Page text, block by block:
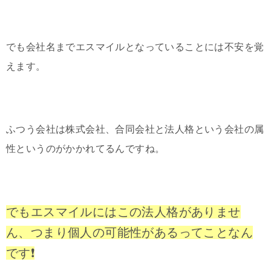
でも会社名までエスマイルとなっていることには不安を覚
えます。
ふつう会社は株式会社、合同会社と法人格という会社の属
性というのがかかれてるんですね。
でもエスマイルにはこの法人格がありませ
ん、つまり個人の可能性があるってことなん
です❗️